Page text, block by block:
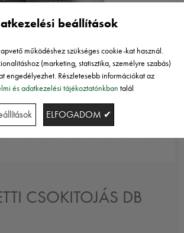
CSOKITOJÁS DB
beállítások
működéshez szükséges cookie-kat használ.
(marketing, statisztika, személyre szabás)
engedélyezhet. Részletesebb információkat az
és adatkezelési tájékoztatónkban talál
ELFOGADOM ✔